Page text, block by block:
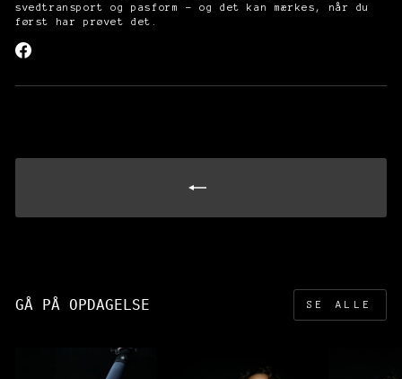
svedtransport og pasform – og det kan mærkes, når du
først har prøvet det.
GÅ PÅ OPDAGELSE SE ALLE